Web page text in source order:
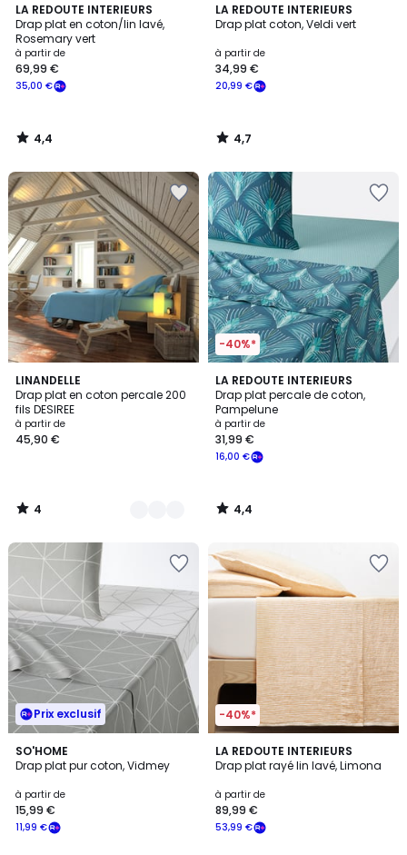
LA REDOUTE INTERIEURS
Drap plat en coton/lin lavé,
Rosemary vert
à partir de
35,00 €
69,99 €
4,4
/ 5
4,4
/
LA REDOUTE INTERIEURS
Drap plat coton, Veldi vert
à partir de
20,99 €
34,99 €
4,7
/ 5
4,7
/
LINANDELLE
Drap plat en coton percale 200
fils DESIREE
à partir de
45,90 €
4
/
5
9
Couleurs
4
/
-40%*
LA REDOUTE INTERIEURS
Drap plat percale de coton,
Pampelune
à partir de
16,00 €
31,99 €
4,4
/ 5
4,4
/
Prix exclusif
SO'HOME
Drap plat pur coton, Vidmey
à partir de
11,99 €
15,99 €
4,2
/ 5
-40%*
LA REDOUTE INTERIEURS
Drap plat rayé lin lavé, Limona
à partir de
53,99 €
89,99 €
2
Couleurs